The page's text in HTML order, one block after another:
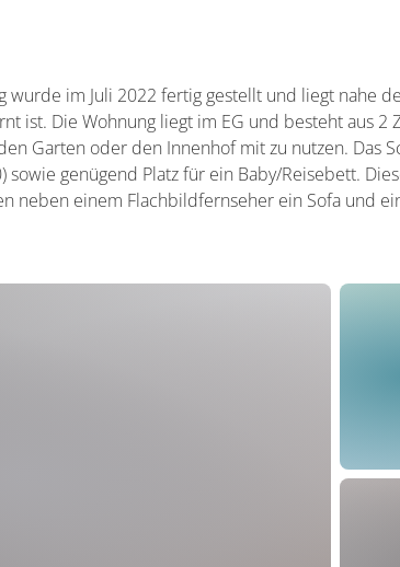
wurde im Juli 2022 fertig gestellt und liegt nahe
ist. Die Wohnung liegt im EG und besteht aus 2
Garten oder den Innenhof mit zu nutzen. Das
genügend Platz für ein Baby/Reisebett.
neben einem Flachbildfernseher ein Sofa und